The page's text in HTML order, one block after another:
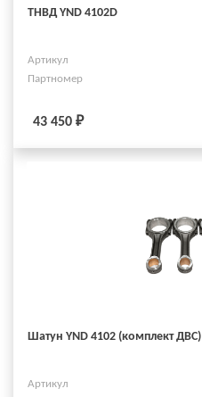
ТНВД YND 4102D
Артикул
Партномер
43 450 ₽
Шатун YND 4102 (комплект ДВС)
Артикул